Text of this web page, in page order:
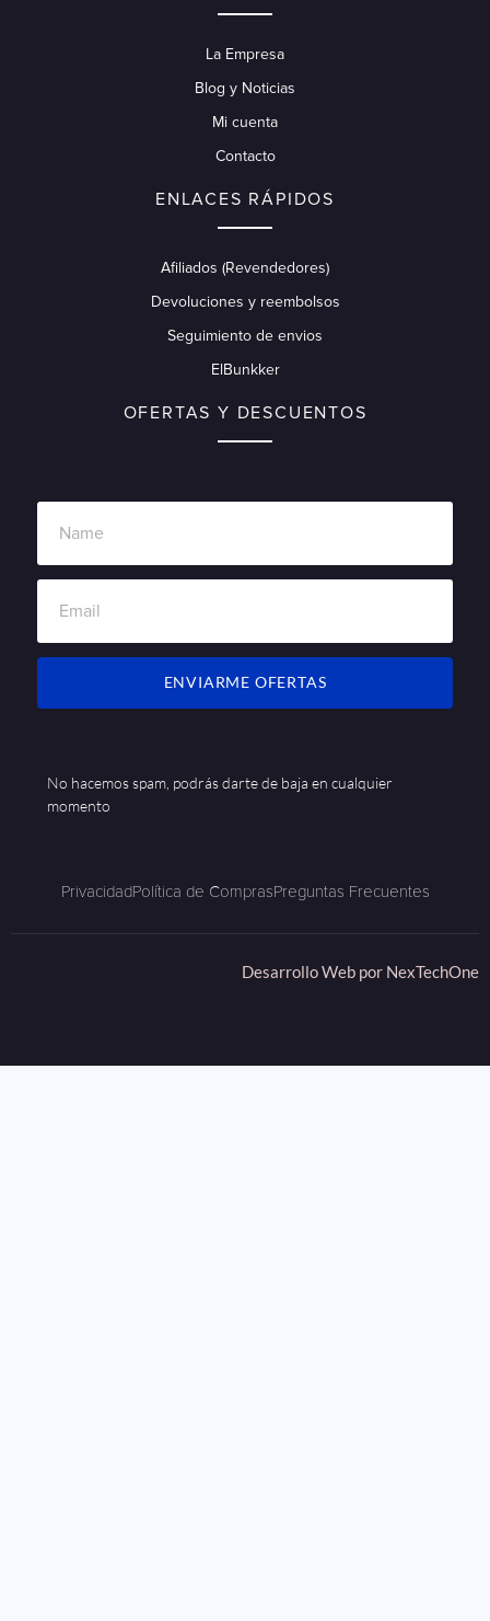
La Empresa
Blog y Noticias
Mi cuenta
Contacto
ENLACES RÁPIDOS
Afiliados (Revendedores)
Devoluciones y reembolsos
Seguimiento de envios
ElBunkker
OFERTAS Y DESCUENTOS
ENVIARME OFERTAS
No hacemos spam, podrás darte de baja en cualquier
momento
PrivacidadPolítica de ComprasPreguntas Frecuentes
Desarrollo Web por NexTechOne